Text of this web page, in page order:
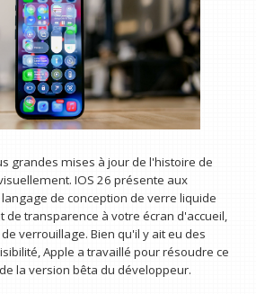
grandes mises à jour de l'histoire de
IOS 26 présente aux
de conception de verre liquide
de transparence à votre écran d'accueil,
verrouillage. Bien qu'il y ait eu des
Apple a travaillé pour résoudre ce
la version bêta du développeur.